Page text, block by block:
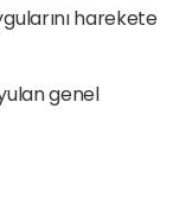
harekete
genel